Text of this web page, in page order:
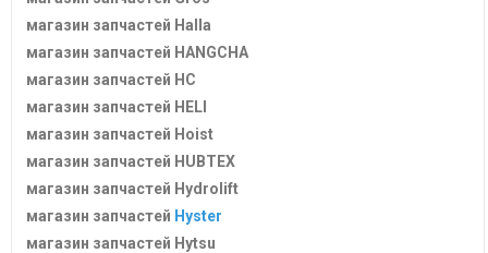
магазин запчастей Halla
магазин запчастей HANGCHA
магазин запчастей HC
магазин запчастей HELI
магазин запчастей Hoist
магазин запчастей HUBTEX
магазин запчастей Hydrolift
магазин запчастей Hyster
магазин запчастей Hytsu